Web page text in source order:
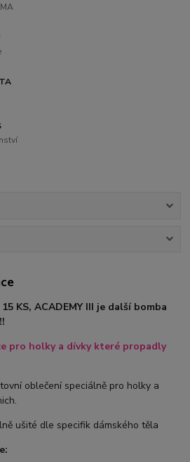
KS, ACADEMY III je další bomba
pro holky a dívky které propadly
oblečení speciálně pro holky a
ušité dle specifik dámského těla